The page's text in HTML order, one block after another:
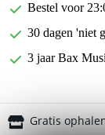
Bestel voor
30 dagen 'niet
3 jaar Bax
Gratis